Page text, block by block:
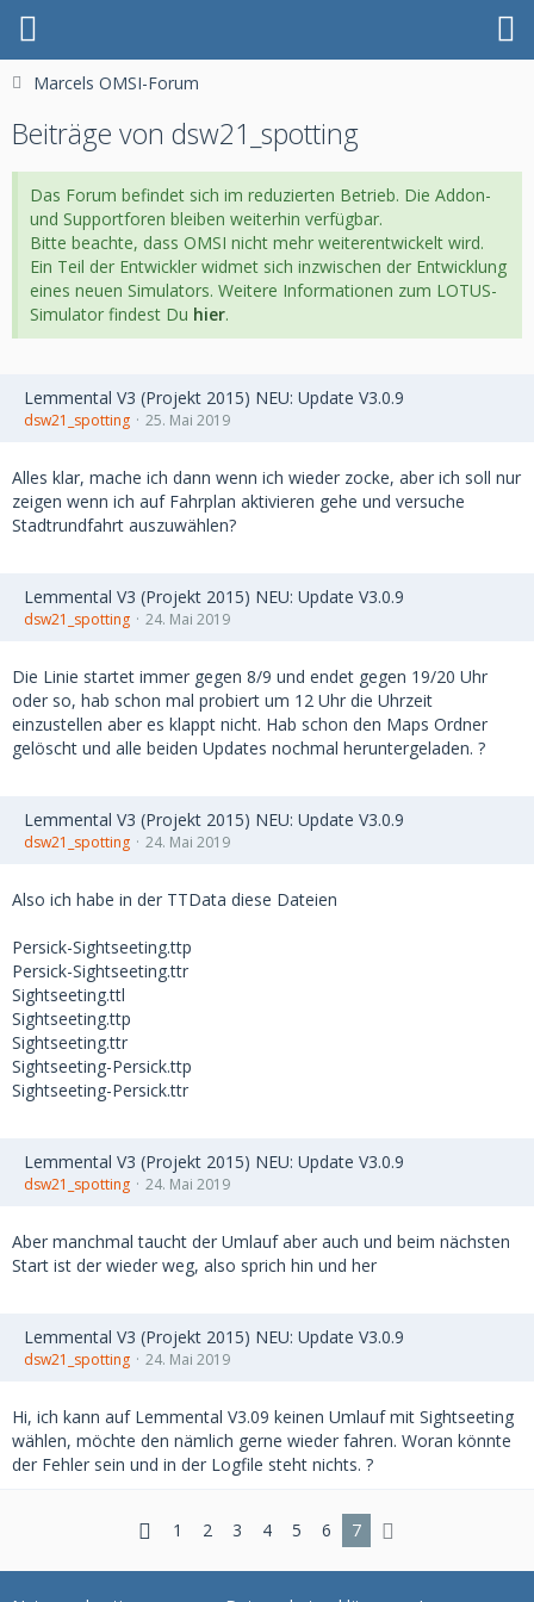
Marcels OMSI-Forum
Beiträge von dsw21_spotting
Das Forum befindet sich im reduzierten Betrieb. Die Addon-
und Supportforen bleiben weiterhin verfügbar.
Bitte beachte, dass OMSI nicht mehr weiterentwickelt wird.
Ein Teil der Entwickler widmet sich inzwischen der Entwicklung
eines neuen Simulators. Weitere Informationen zum LOTUS-
Simulator findest Du hier.
Lemmental V3 (Projekt 2015) NEU: Update V3.0.9
dsw21_spotting 25. Mai 2019
Alles klar, mache ich dann wenn ich wieder zocke, aber ich soll nur
zeigen wenn ich auf Fahrplan aktivieren gehe und versuche
Stadtrundfahrt auszuwählen?
Lemmental V3 (Projekt 2015) NEU: Update V3.0.9
dsw21_spotting 24. Mai 2019
Die Linie startet immer gegen 8/9 und endet gegen 19/20 Uhr
oder so, hab schon mal probiert um 12 Uhr die Uhrzeit
einzustellen aber es klappt nicht. Hab schon den Maps Ordner
gelöscht und alle beiden Updates nochmal heruntergeladen. ?
Lemmental V3 (Projekt 2015) NEU: Update V3.0.9
dsw21_spotting 24. Mai 2019
Also ich habe in der TTData diese Dateien
Persick-Sightseeting.ttp
Persick-Sightseeting.ttr
Sightseeting.ttl
Sightseeting.ttp
Sightseeting.ttr
Sightseeting-Persick.ttp
Sightseeting-Persick.ttr
Lemmental V3 (Projekt 2015) NEU: Update V3.0.9
dsw21_spotting 24. Mai 2019
Aber manchmal taucht der Umlauf aber auch und beim nächsten
Start ist der wieder weg, also sprich hin und her
Lemmental V3 (Projekt 2015) NEU: Update V3.0.9
dsw21_spotting 24. Mai 2019
Hi, ich kann auf Lemmental V3.09 keinen Umlauf mit Sightseeting
wählen, möchte den nämlich gerne wieder fahren. Woran könnte
der Fehler sein und in der Logfile steht nichts. ?
1 2 3 4 5 6 7